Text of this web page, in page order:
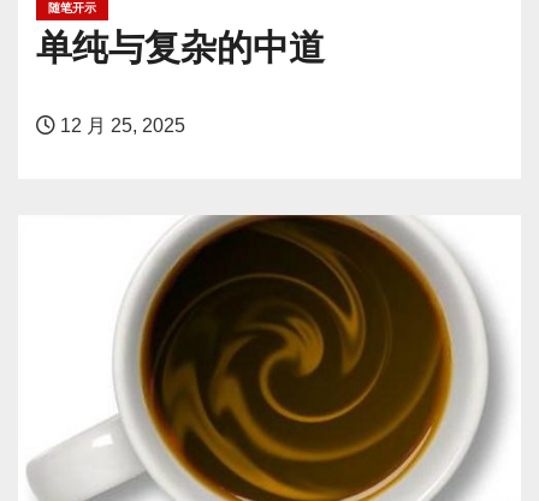
随笔开示
单纯与复杂的中道
12 月 25, 2025